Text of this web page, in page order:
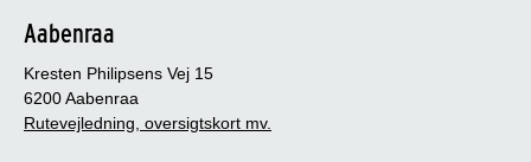
Aabenraa
Kresten Philipsens Vej 15
6200 Aabenraa
Rutevejledning, oversigtskort mv.